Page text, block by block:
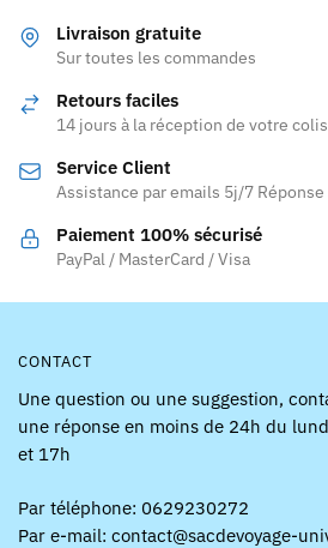
Livraison gratuite
Sur toutes les commandes
Retours faciles
14 jours à la réception de votre
Service Client
Assistance par emails 5j/7 Réponse
Paiement 100% sécurisé
PayPal / MasterCard / Visa
CONTACT
Une question ou une suggestion,
une réponse en moins de 24h du
et 17h
Par téléphone: 0629230272
Par e-mail: contact@sacdevoyage-